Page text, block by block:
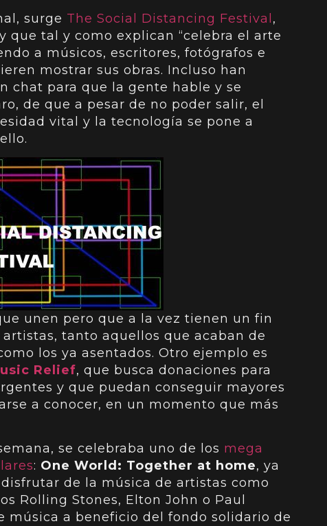
surge The Social Distancing Festival,
que tal y como explican “celebra el arte
a músicos, escritores, fotógrafos e
mostrar sus obras. Incluso han
chat para que la gente hable y se
de que a pesar de no poder salir, el
vital y la tecnología se pone a
unen pero que a la vez tienen un fin
tanto aquellos que acaban de
los ya asentados. Otro ejemplo es
Relief, que busca donaciones para
y que puedan conseguir mayores
a conocer, en un momento que más
se celebraba uno de los mega
: One World: Together at home, ya
de la música de artistas como
Rolling Stones, Elton John o Paul
música a beneficio del fondo solidario de